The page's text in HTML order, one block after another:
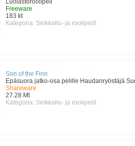
Luolastoroolipeli
Freeware
183 kt
Kategoria: Seikkailu- ja roolipelit
Son of the Finn
Epäsuora jatko-osa pelille Haudanryöstäjä
Shareware
27.28 Mt
Kategoria: Seikkailu- ja roolipelit